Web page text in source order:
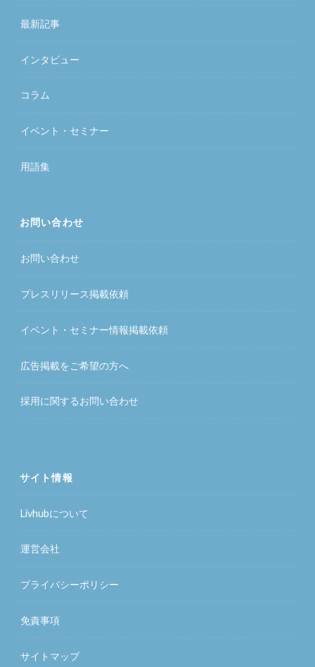
最新記事
インタビュー
コラム
イベント・セミナー
用語集
お問い合わせ
お問い合わせ
プレスリリース掲載依頼
イベント・セミナー情報掲載依頼
広告掲載をご希望の方へ
採用に関するお問い合わせ
サイト情報
Livhubについて
運営会社
プライバシーポリシー
免責事項
サイトマップ